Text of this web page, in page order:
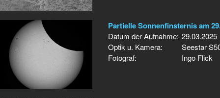
Partielle Sonnenfinsternis am
Datum der Aufnahme: 29.03.2025
Optik u. Kamera:
Seestar
Fotograf:
Ingo Flick